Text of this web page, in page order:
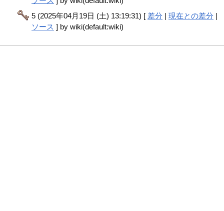
5 (2025年04月19日 (土) 13:19:31) [ 差分 |現在との差分 |
ソース ] by wiki(default:wiki)